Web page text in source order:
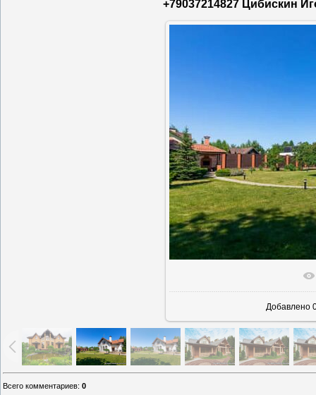
+79037214827 Цибискин
В
Добавлено
Всего комментариев: 0